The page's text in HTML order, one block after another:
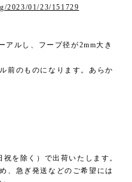
2023/01/23/151729
ルし、フープ径が2mm大き
前のものになります。あらか
を除く）で出荷いたします。
、急ぎ発送などのご希望には